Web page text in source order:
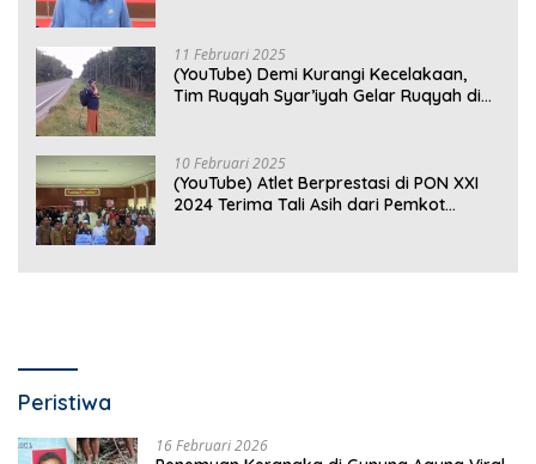
11 Februari 2025
(YouTube) Demi Kurangi Kecelakaan,
Tim Ruqyah Syar’iyah Gelar Ruqyah di
10 Februari 2025
(YouTube) Atlet Berprestasi di PON XXI
2024 Terima Tali Asih dari Pemkot
Peristiwa
16 Februari 2026